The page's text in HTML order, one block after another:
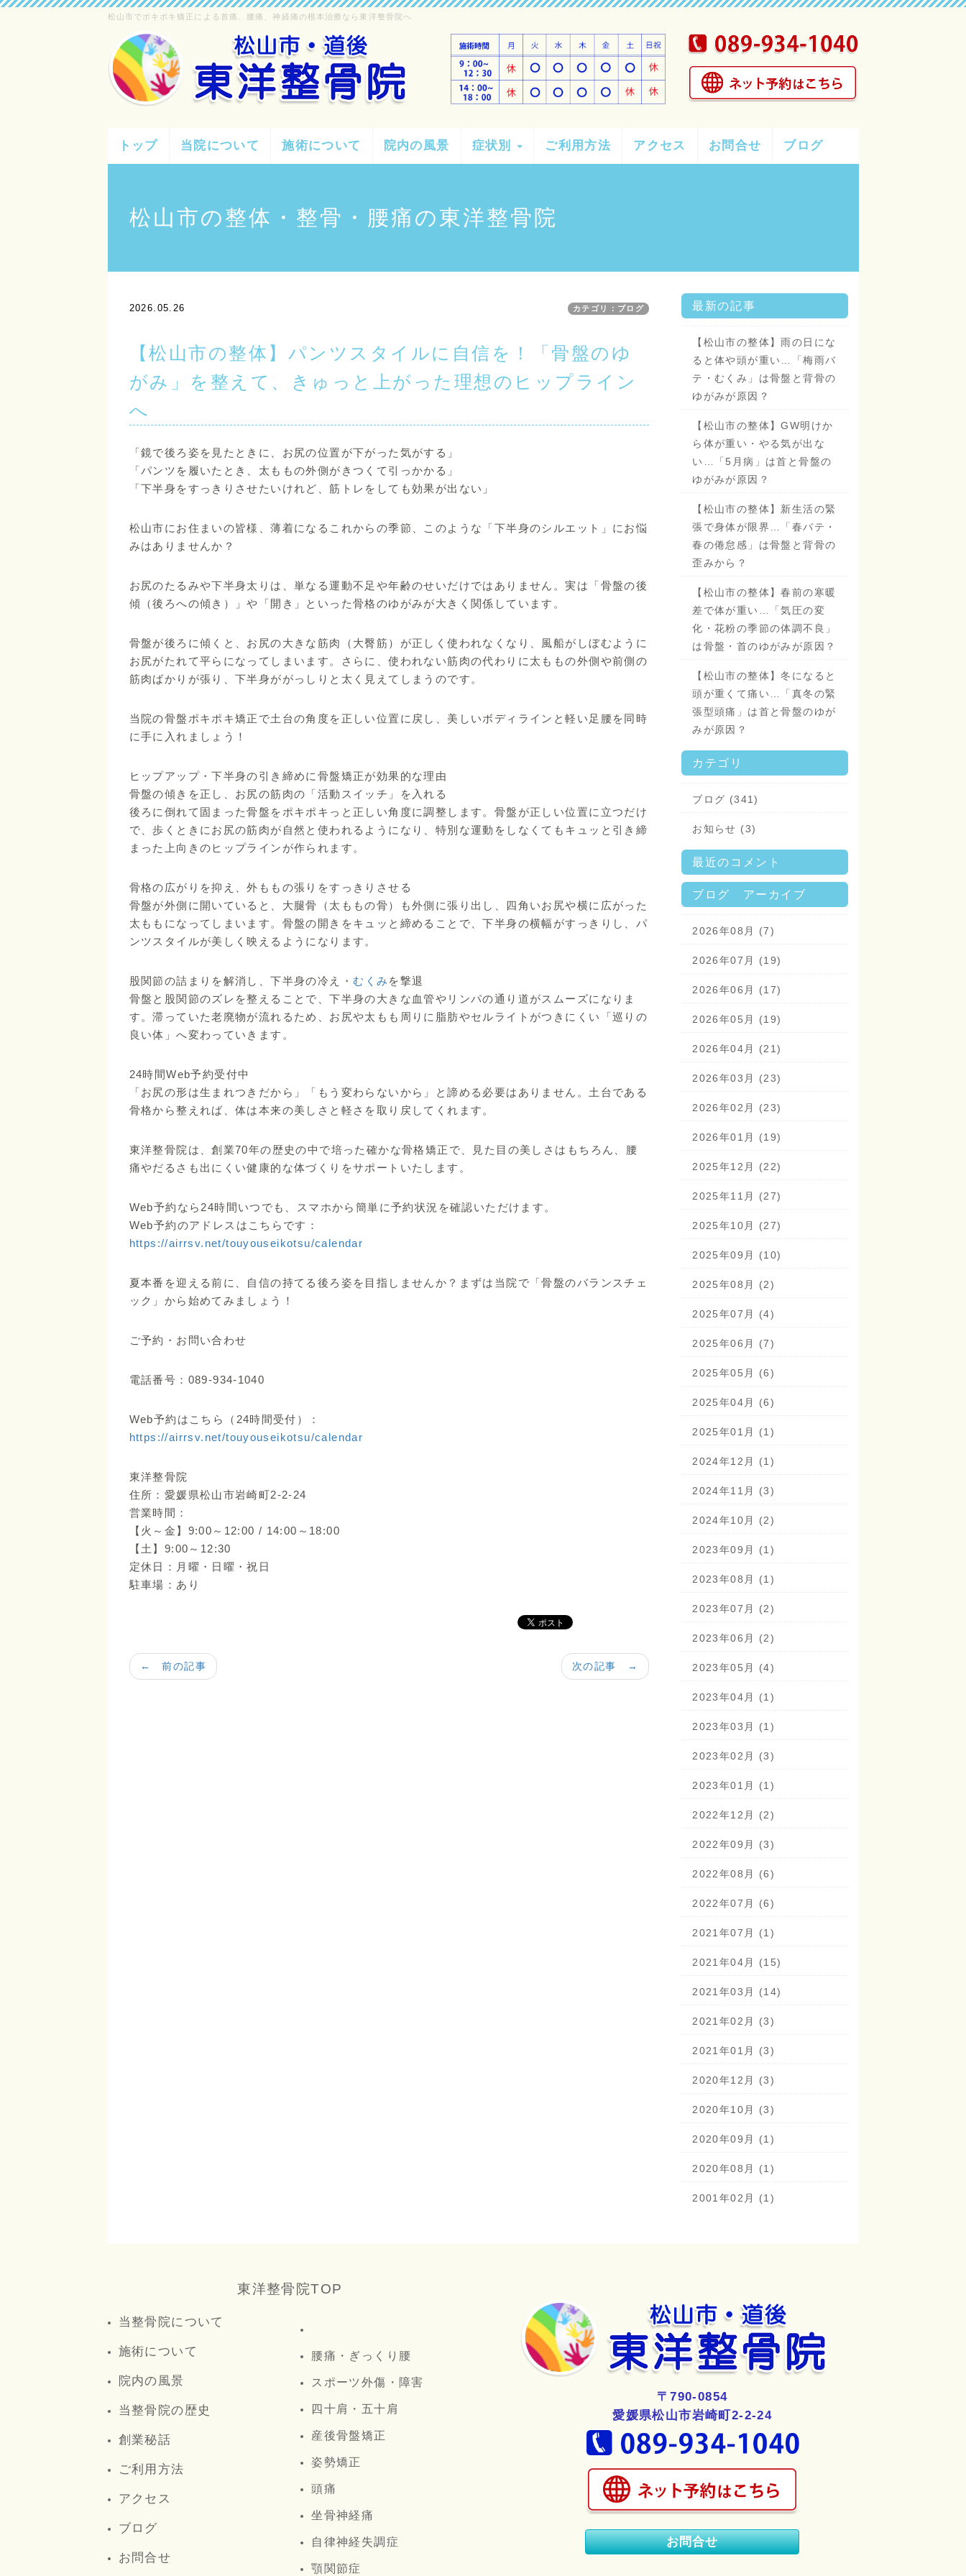
松山市でポキポキ矯正による首痛、腰痛、神経痛の根本治療なら東洋整骨院へ
トップ 当院について 施術について 院内の風景 症状別 ご利用方法 アクセス お問合せ ブログ
松山市の整体・整骨・腰痛の東洋整骨院
2026.05.26 カテゴリ：ブログ
【松山市の整体】パンツスタイルに自信を！「骨盤のゆ
がみ」を整えて、きゅっと上がった理想のヒップライン
へ
「鏡で後ろ姿を見たときに、お尻の位置が下がった気がする」
「パンツを履いたとき、太ももの外側がきつくて引っかかる」
「下半身をすっきりさせたいけれど、筋トレをしても効果が出ない」
松山市にお住まいの皆様、薄着になるこれからの季節、このような「下半身のシルエット」にお悩
みはありませんか？
お尻のたるみや下半身太りは、単なる運動不足や年齢のせいだけではありません。実は「骨盤の後
傾（後ろへの傾き）」や「開き」といった骨格のゆがみが大きく関係しています。
骨盤が後ろに傾くと、お尻の大きな筋肉（大臀筋）が正しく使われなくなり、風船がしぼむように
お尻がたれて平らになってしまいます。さらに、使われない筋肉の代わりに太ももの外側や前側の
筋肉ばかりが張り、下半身ががっしりと太く見えてしまうのです。
当院の骨盤ポキポキ矯正で土台の角度を正しい位置に戻し、美しいボディラインと軽い足腰を同時
に手に入れましょう！
ヒップアップ・下半身の引き締めに骨盤矯正が効果的な理由
骨盤の傾きを正し、お尻の筋肉の「活動スイッチ」を入れる
後ろに倒れて固まった骨盤をポキポキっと正しい角度に調整します。骨盤が正しい位置に立つだけ
で、歩くときにお尻の筋肉が自然と使われるようになり、特別な運動をしなくてもキュッと引き締
まった上向きのヒップラインが作られます。
骨格の広がりを抑え、外ももの張りをすっきりさせる
骨盤が外側に開いていると、大腿骨（太ももの骨）も外側に張り出し、四角いお尻や横に広がった
太ももになってしまいます。骨盤の開きをキュッと締めることで、下半身の横幅がすっきりし、パ
ンツスタイルが美しく映えるようになります。
股関節の詰まりを解消し、下半身の冷え・むくみ を撃退
骨盤と股関節のズレを整えることで、下半身の大きな血管やリンパの通り道がスムーズになりま
す。滞っていた老廃物が流れるため、お尻や太もも周りに脂肪やセルライトがつきにくい「巡りの
良い体」へ変わっていきます。
24時間Web予約受付中
「お尻の形は生まれつきだから」「もう変わらないから」と諦める必要はありません。土台である
骨格から整えれば、体は本来の美しさと軽さを取り戻してくれます。
東洋整骨院は、創業70年の歴史の中で培った確かな骨格矯正で、見た目の美しさはもちろん、腰
痛やだるさも出にくい健康的な体づくりをサポートいたします。
Web予約なら24時間いつでも、スマホから簡単に予約状況を確認いただけます。
Web予約のアドレスはこちらです：
https://airrsv.net/touyouseikotsu/calendar
夏本番を迎える前に、自信の持てる後ろ姿を目指しませんか？まずは当院で「骨盤のバランスチェ
ック」から始めてみましょう！
ご予約・お問い合わせ
電話番号：089-934-1040
Web予約はこちら（24時間受付）：
https://airrsv.net/touyouseikotsu/calendar
東洋整骨院
住所：愛媛県松山市岩崎町2-2-24
営業時間：
【火～金】9:00～12:00 / 14:00～18:00
【土】9:00～12:30
定休日：月曜・日曜・祝日
駐車場：あり
次の記事 →
← 前の記事
最新の記事
【松山市の整体】雨の日にな
ると体や頭が重い…「梅雨バ
テ・むくみ」は骨盤と背骨の
ゆがみが原因？
【松山市の整体】GW明けか
ら体が重い・やる気が出な
い…「5月病」は首と骨盤の
ゆがみが原因？
【松山市の整体】新生活の緊
張で身体が限界…「春バテ・
春の倦怠感」は骨盤と背骨の
歪みから？
【松山市の整体】春前の寒暖
差で体が重い…「気圧の変
化・花粉の季節の体調不良」
は骨盤・首のゆがみが原因？
【松山市の整体】冬になると
頭が重くて痛い…「真冬の緊
張型頭痛」は首と骨盤のゆが
みが原因？
カテゴリ
ブログ (341)
お知らせ (3)
最近のコメント
ブログ アーカイブ
2026年08月 (7)
2026年07月 (19)
2026年06月 (17)
2026年05月 (19)
2026年04月 (21)
2026年03月 (23)
2026年02月 (23)
2026年01月 (19)
2025年12月 (22)
2025年11月 (27)
2025年10月 (27)
2025年09月 (10)
2025年08月 (2)
2025年07月 (4)
2025年06月 (7)
2025年05月 (6)
2025年04月 (6)
2025年01月 (1)
2024年12月 (1)
2024年11月 (3)
2024年10月 (2)
2023年09月 (1)
2023年08月 (1)
2023年07月 (2)
2023年06月 (2)
2023年05月 (4)
2023年04月 (1)
2023年03月 (1)
2023年02月 (3)
2023年01月 (1)
2022年12月 (2)
2022年09月 (3)
2022年08月 (6)
2022年07月 (6)
2021年07月 (1)
2021年04月 (15)
2021年03月 (14)
2021年02月 (3)
2021年01月 (3)
2020年12月 (3)
2020年10月 (3)
2020年09月 (1)
2020年08月 (1)
2001年02月 (1)
東洋整骨院TOP
当整骨院について
施術について
院内の風景
当整骨院の歴史
創業秘話
ご利用方法
アクセス
ブログ
お問合せ
腰痛・ぎっくり腰
スポーツ外傷・障害
四十肩・五十肩
産後骨盤矯正
姿勢矯正
頭痛
坐骨神経痛
自律神経失調症
顎関節症
〒790-0854
愛媛県松山市岩崎町2-2-24
お問合せ